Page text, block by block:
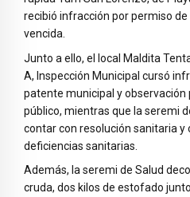
recibió infracción por permiso de
vencida.
Junto a ello, el local Maldita
A, Inspección Municipal cursó
patente municipal y observación
público, mientras que la seremi
contar con resolución sanitaria y
deficiencias sanitarias.
Además, la seremi de Salud
cruda, dos kilos de estofado